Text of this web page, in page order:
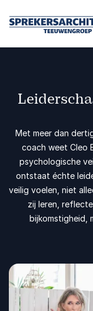
Met meer dan
coach weet Cleo
psychologische
ontstaat échte
veilig voelen, niet
zij leren,
bijkomstigheid,